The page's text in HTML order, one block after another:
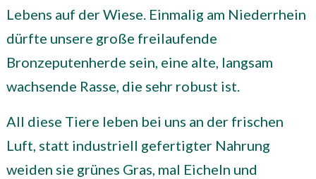
Lebens auf der Wiese. Einmalig am Niederrhein
dürfte unsere große freilaufende
Bronzeputenherde sein, eine alte, langsam
wachsende Rasse, die sehr robust ist.
All diese Tiere leben bei uns an der frischen
Luft, statt industriell gefertigter Nahrung
weiden sie grünes Gras, mal Eicheln und